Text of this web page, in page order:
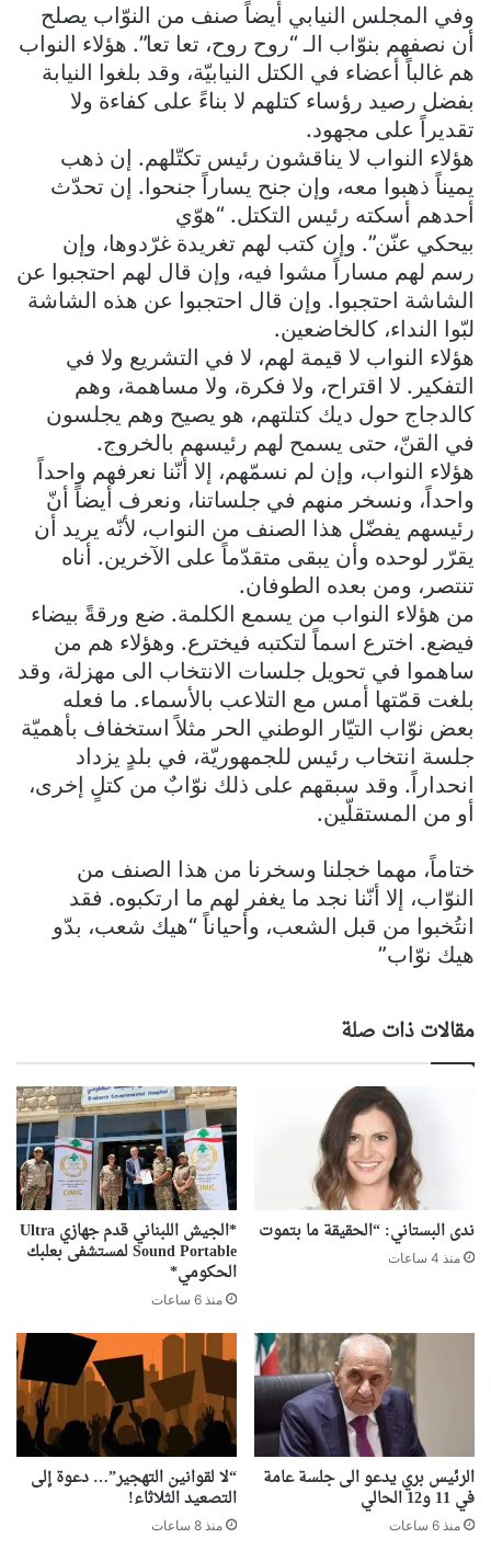
وفي المجلس النيابي أيضاً صنف من النوّاب يصلح
أن نصفهم بنوّاب الـ “روح روح، تعا تعا”. هؤلاء النواب
هم غالباً أعضاء في الكتل النيابيّة، وقد بلغوا النيابة
بفضل رصيد رؤساء كتلهم لا بناءً على كفاءة ولا
تقديراً على مجهود.
هؤلاء النواب لا يناقشون رئيس تكتّلهم. إن ذهب
يميناً ذهبوا معه، وإن جنح يساراً جنحوا. إن تحدّث
أحدهم أسكته رئيس التكتل. “هوّي
بيحكي عنّن”. وإن كتب لهم تغريدة غرّدوها، وإن
رسم لهم مساراً مشوا فيه، وإن قال لهم احتجبوا عن
الشاشة احتجبوا. وإن قال احتجبوا عن هذه الشاشة
لبّوا النداء، كالخاضعين.
هؤلاء النواب لا قيمة لهم، لا في التشريع ولا في
التفكير. لا اقتراح، ولا فكرة، ولا مساهمة، وهم
كالدجاج حول ديك كتلتهم، هو يصيح وهم يجلسون
في القنّ، حتى يسمح لهم رئيسهم بالخروج.
هؤلاء النواب، وإن لم نسمّهم، إلا أنّنا نعرفهم واحداً
واحداً، ونسخر منهم في جلساتنا، ونعرف أيضاً أنّ
رئيسهم يفضّل هذا الصنف من النواب، لأنّه يريد أن
يقرّر لوحده وأن يبقى متقدّماً على الآخرين. أناه
تنتصر، ومن بعده الطوفان.
من هؤلاء النواب من يسمع الكلمة. ضع ورقةً بيضاء
فيضع. اخترع اسماً لتكتبه فيخترع. وهؤلاء هم من
ساهموا في تحويل جلسات الانتخاب الى مهزلة، وقد
بلغت قمّتها أمس مع التلاعب بالأسماء. ما فعله
بعض نوّاب التيّار الوطني الحر مثلاً استخفاف بأهميّة
جلسة انتخاب رئيس للجمهوريّة، في بلدٍ يزداد
انحداراً. وقد سبقهم على ذلك نوّابٌ من كتلٍ إخرى،
أو من المستقلّين.
ختاماً، مهما خجلنا وسخرنا من هذا الصنف من
النوّاب، إلا أنّنا نجد ما يغفر لهم ما ارتكبوه. فقد
انتُخبوا من قبل الشعب، وأحياناً “هيك شعب، بدّو
هيك نوّاب”
مقالات ذات صلة
ندى البستاني: “الحقيقة ما بتموت
منذ 4 ساعات
*الجيش اللبناني قدم جهازي Ultra
Sound Portable لمستشفى بعلبك
الحكومي*
منذ 6 ساعات
الرئيس بري يدعو الى جلسة عامة
في 11 و12 الحالي
منذ 6 ساعات
“لا لقوانين التهجير”… دعوة إلى
التصعيد الثلاثاء!
منذ 8 ساعات